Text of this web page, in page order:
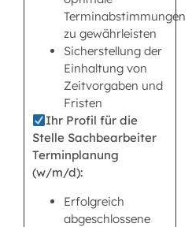
Terminabstimmungen
zu gewährleisten
Sicherstellung der
Einhaltung von
Zeitvorgaben und
Fristen
Ihr Profil für die
Stelle Sachbearbeiter
Terminplanung
(w/m/d):
Erfolgreich
abgeschlossene